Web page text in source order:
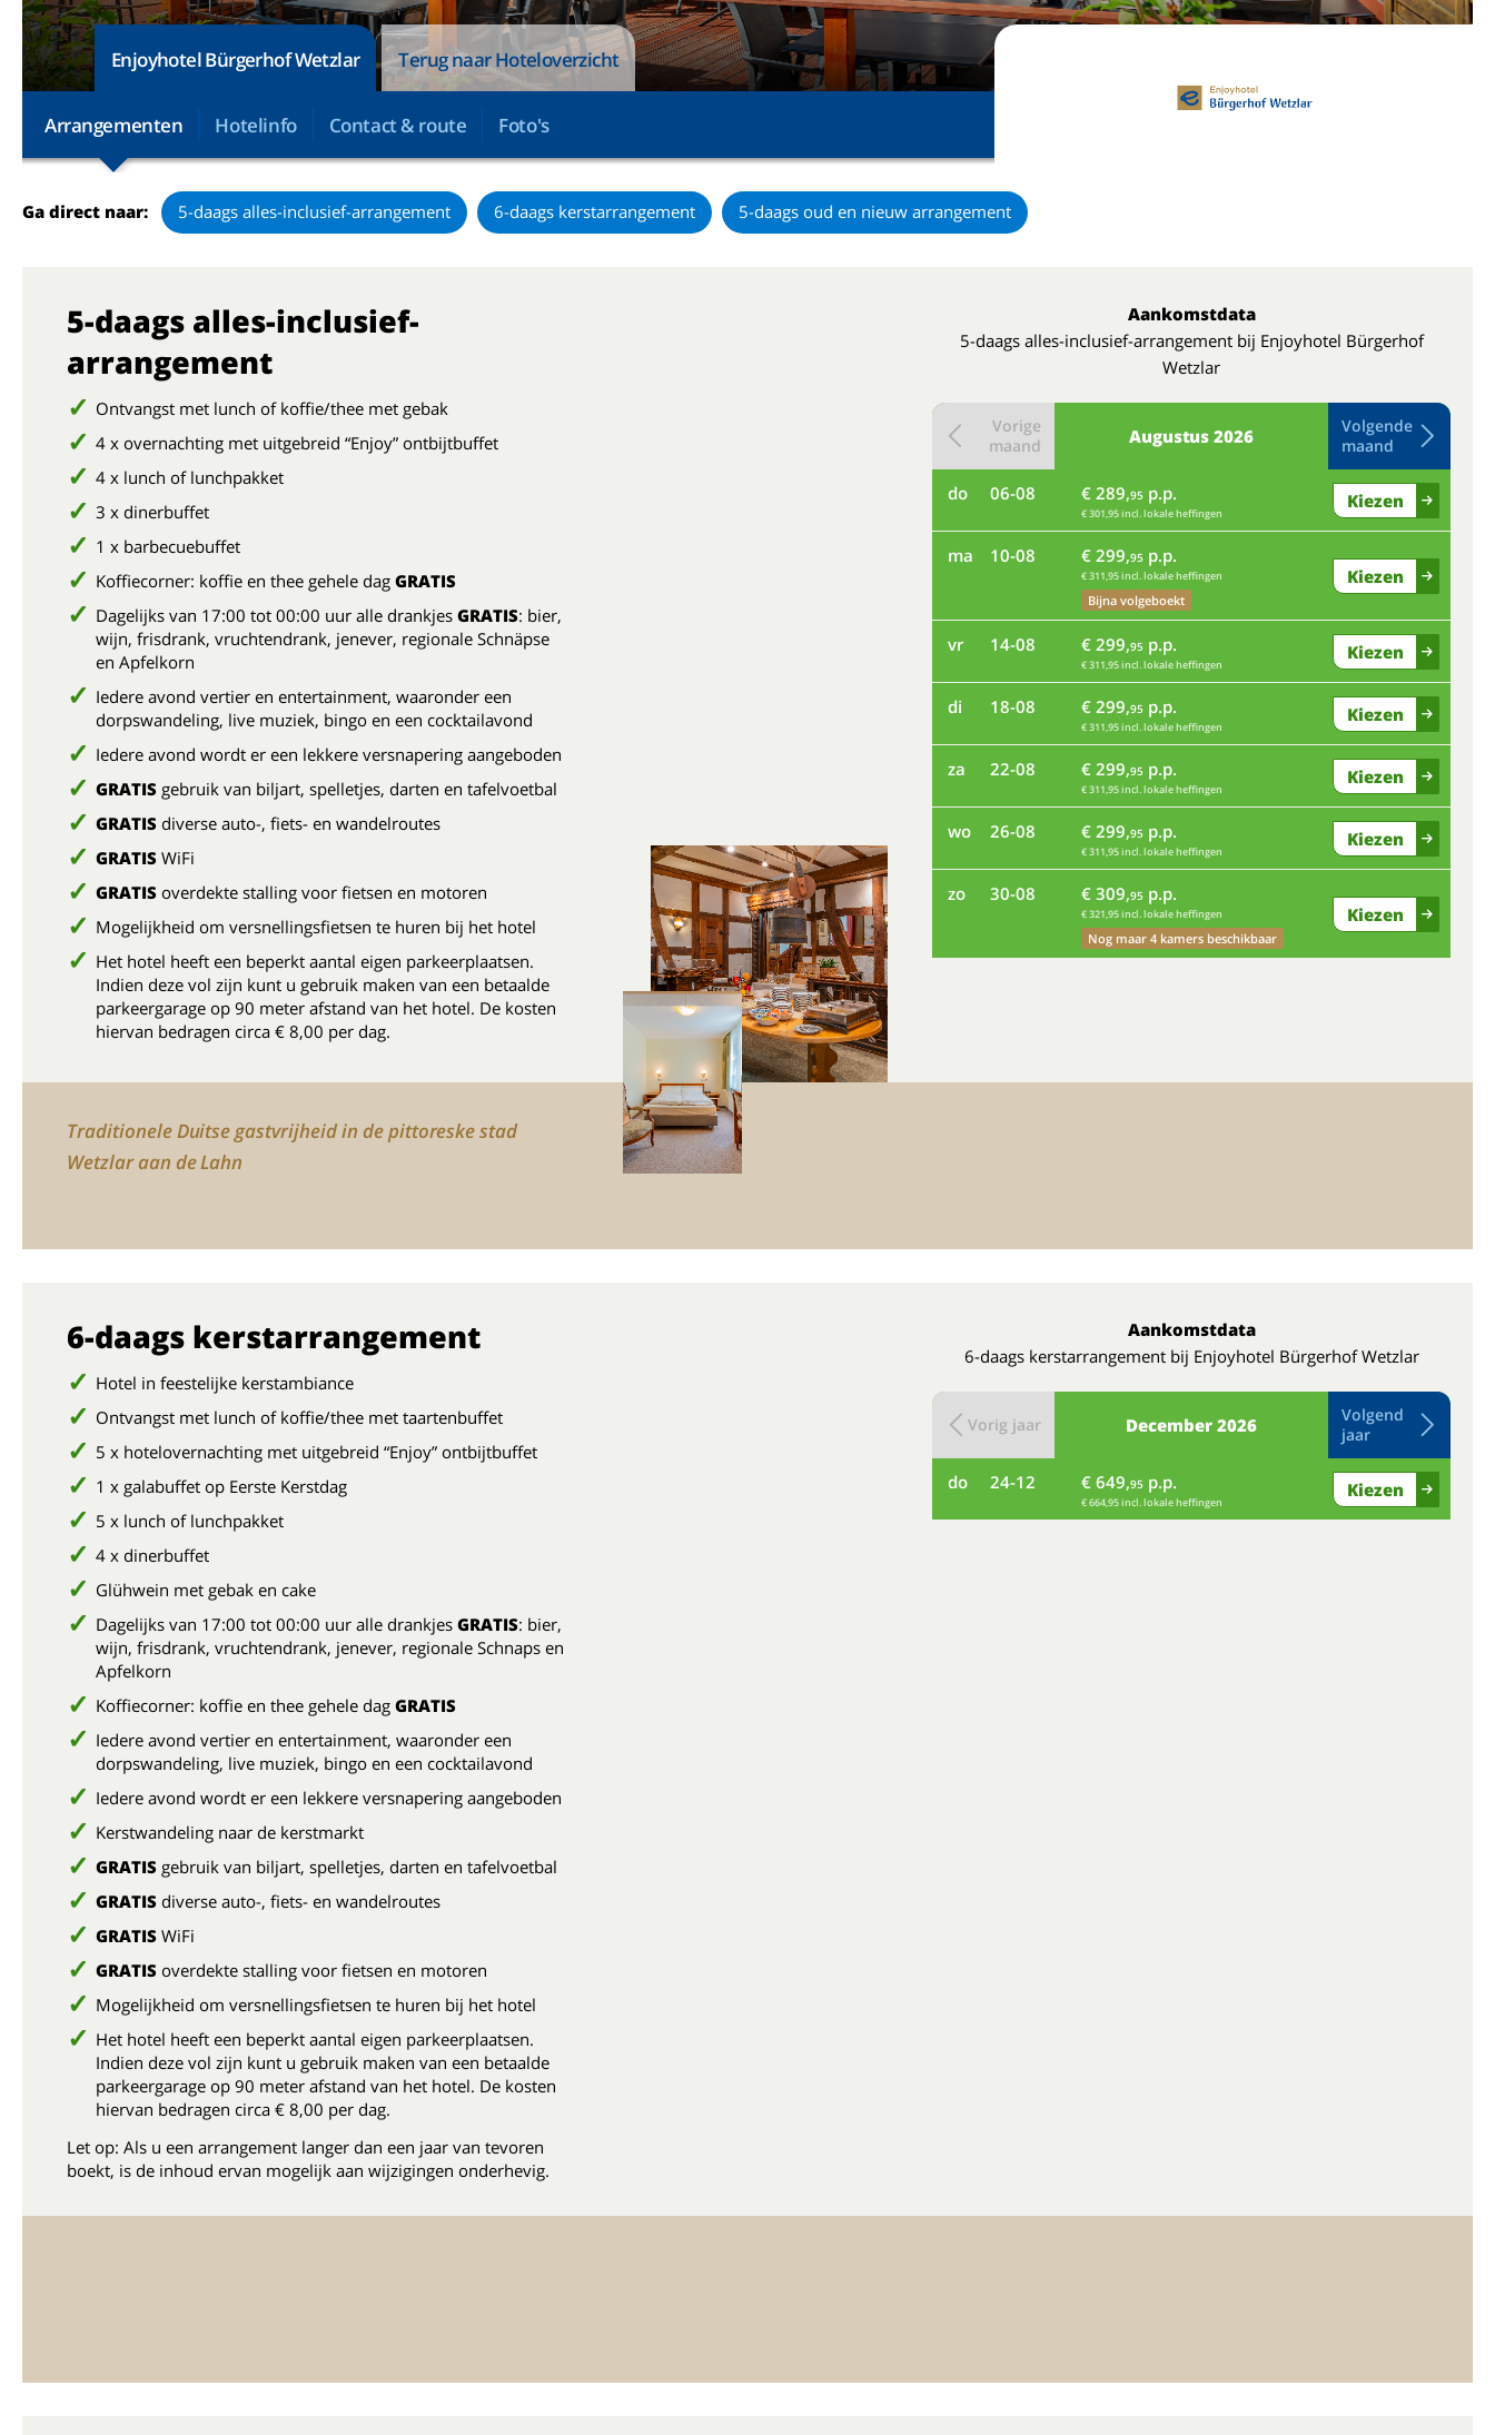
Enjoyhotel Bürgerhof Wetzlar Terug naar Hoteloverzicht
Arrangementen Hotelinfo Contact & route Foto's
Ga direct naar: 5-daags alles-inclusief-arrangement 6-daags kerstarrangement 5-daags oud en nieuw arrangement
5-daags alles-inclusief-
arrangement
Ontvangst met lunch of koffie/thee met gebak
4 x overnachting met uitgebreid “Enjoy” ontbijtbuffet
4 x lunch of lunchpakket
3 x dinerbuffet
1 x barbecuebuffet
Koffiecorner: koffie en thee gehele dag GRATIS
Dagelijks van 17:00 tot 00:00 uur alle drankjes GRATIS: bier,
wijn, frisdrank, vruchtendrank, jenever, regionale Schnäpse
en Apfelkorn
Iedere avond vertier en entertainment, waaronder een
dorpswandeling, live muziek, bingo en een cocktailavond
Iedere avond wordt er een lekkere versnapering aangeboden
GRATIS gebruik van biljart, spelletjes, darten en tafelvoetbal
GRATIS diverse auto-, fiets- en wandelroutes
GRATIS WiFi
GRATIS overdekte stalling voor fietsen en motoren
Mogelijkheid om versnellingsfietsen te huren bij het hotel
Het hotel heeft een beperkt aantal eigen parkeerplaatsen.
Indien deze vol zijn kunt u gebruik maken van een betaalde
parkeergarage op 90 meter afstand van het hotel. De kosten
hiervan bedragen circa € 8,00 per dag.
Aankomstdata
5-daags alles-inclusief-arrangement bij Enjoyhotel Bürgerhof
Wetzlar
Augustus 2026
Vorige
maand
Volgende
maand
do 06-08 € 289,95 p.p.
€ 301,95 incl. lokale heffingen
Kiezen
ma 10-08 € 299,95 p.p.
€ 311,95 incl. lokale heffingen
Bijna volgeboekt
Kiezen
vr 14-08 € 299,95 p.p.
€ 311,95 incl. lokale heffingen
Kiezen
di 18-08 € 299,95 p.p.
€ 311,95 incl. lokale heffingen
Kiezen
za 22-08 € 299,95 p.p.
€ 311,95 incl. lokale heffingen
Kiezen
wo 26-08 € 299,95 p.p.
€ 311,95 incl. lokale heffingen
Kiezen
zo 30-08 € 309,95 p.p.
€ 321,95 incl. lokale heffingen
Nog maar 4 kamers beschikbaar
Kiezen
Traditionele Duitse gastvrijheid in de pittoreske stad
Wetzlar aan de Lahn
6-daags kerstarrangement
Hotel in feestelijke kerstambiance
Ontvangst met lunch of koffie/thee met taartenbuffet
5 x hotelovernachting met uitgebreid “Enjoy” ontbijtbuffet
1 x galabuffet op Eerste Kerstdag
5 x lunch of lunchpakket
4 x dinerbuffet
Glühwein met gebak en cake
Dagelijks van 17:00 tot 00:00 uur alle drankjes GRATIS: bier,
wijn, frisdrank, vruchtendrank, jenever, regionale Schnaps en
Apfelkorn
Koffiecorner: koffie en thee gehele dag GRATIS
Iedere avond vertier en entertainment, waaronder een
dorpswandeling, live muziek, bingo en een cocktailavond
Iedere avond wordt er een lekkere versnapering aangeboden
Kerstwandeling naar de kerstmarkt
GRATIS gebruik van biljart, spelletjes, darten en tafelvoetbal
GRATIS diverse auto-, fiets- en wandelroutes
GRATIS WiFi
GRATIS overdekte stalling voor fietsen en motoren
Mogelijkheid om versnellingsfietsen te huren bij het hotel
Het hotel heeft een beperkt aantal eigen parkeerplaatsen.
Indien deze vol zijn kunt u gebruik maken van een betaalde
parkeergarage op 90 meter afstand van het hotel. De kosten
hiervan bedragen circa € 8,00 per dag.
Let op: Als u een arrangement langer dan een jaar van tevoren
boekt, is de inhoud ervan mogelijk aan wijzigingen onderhevig.
Aankomstdata
6-daags kerstarrangement bij Enjoyhotel Bürgerhof Wetzlar
December 2026
Vorig jaar
Volgend
jaar
do 24-12 € 649,95 p.p.
€ 664,95 incl. lokale heffingen
Kiezen